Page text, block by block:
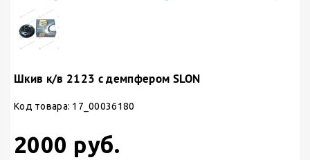
Шкив к/в 2123 с демпфером SLON
Код товара: 17_00036180
2000 руб.